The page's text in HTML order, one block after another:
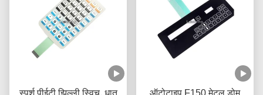
स्पर्श पीईटी झिल्ली स्विच, धातु
डोम स्पर्श स्विच OEM
ऑटोटाइप F150 मेटल डोम
मेम्ब्रेन स्विच, पीईटी टैक्टाइल